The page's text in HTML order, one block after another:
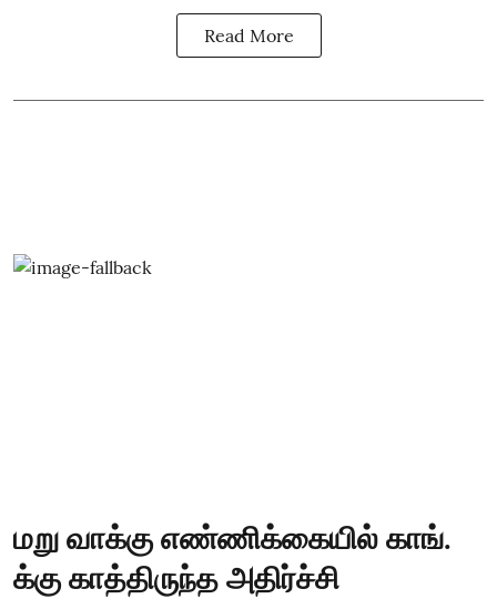
Read More
மறு வாக்கு எண்ணிக்கையில் காங்.
க்கு காத்திருந்த அதிர்ச்சி